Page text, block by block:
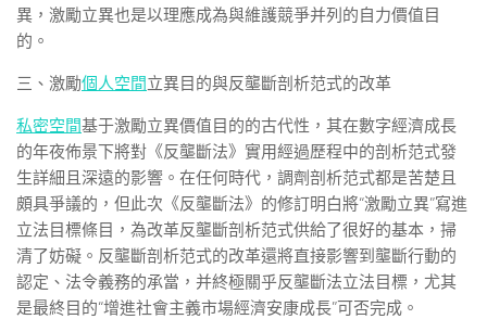
異，激勵立異也是以理應成為與維護競爭并列的自力價值目
的。
三、激勵個人空間立異目的與反壟斷剖析范式的改革
私密空間基于激勵立異價值目的的古代性，其在數字經濟成長
的年夜佈景下將對《反壟斷法》實用經過歷程中的剖析范式發
生詳細且深遠的影響。在任何時代，調劑剖析范式都是苦楚且
頗具爭議的，但此次《反壟斷法》的修訂明白將“激勵立異”寫進
立法目標條目，為改革反壟斷剖析范式供給了很好的基本，掃
清了妨礙。反壟斷剖析范式的改革還將直接影響到壟斷行動的
認定、法令義務的承當，并終極關乎反壟斷法立法目標，尤其
是最終目的“增進社會主義市場經濟安康成長”可否完成。